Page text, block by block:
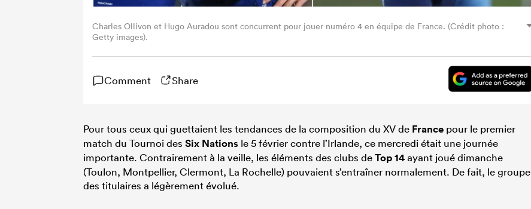
Charles Ollivon et Hugo Auradou sont concurrent pour jouer numéro 4 en équipe de France. (Crédit photo :
Getty images).
Comment Share
Pour tous ceux qui guettaient les tendances de la composition du XV de France pour le premier
match du Tournoi des Six Nations le 5 février contre l’Irlande, ce mercredi était une journée
importante. Contrairement à la veille, les éléments des clubs deTop 14ayant joué dimanche
(Toulon, Montpellier, Clermont, La Rochelle) pouvaient s’entraîner normalement. De fait, le groupe
des titulaires a légèrement évolué.